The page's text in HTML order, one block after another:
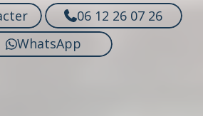
06 12 26 07 26
WhatsApp